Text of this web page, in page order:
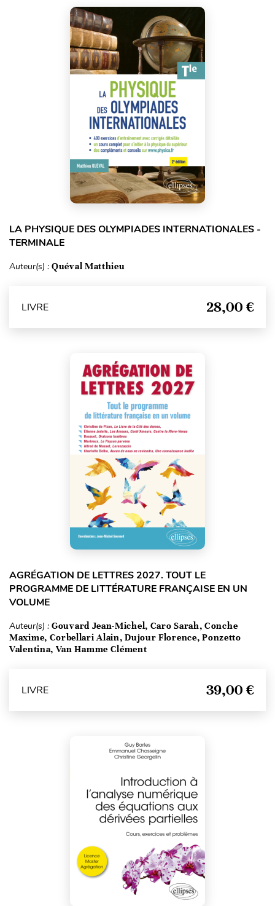
LA PHYSIQUE DES OLYMPIADES INTERNATIONALES -
TERMINALE
Auteur(s) : Quéval Matthieu
LIVRE 28,00 €
AGRÉGATION DE LETTRES 2027. TOUT LE
PROGRAMME DE LITTÉRATURE FRANÇAISE EN UN
VOLUME
Auteur(s) : Gouvard Jean-Michel, Caro Sarah, Conche
Maxime, Corbellari Alain, Dujour Florence, Ponzetto
Valentina, Van Hamme Clément
LIVRE 39,00 €